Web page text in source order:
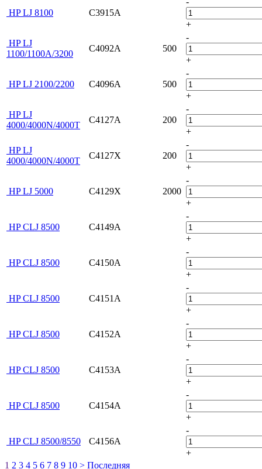
HP LJ 8100 C3915A
+
HP LJ
1100/1100A/3200
C4092A 500
-
+
HP LJ 2100/2200 C4096A 500
-
+
HP LJ
4000/4000N/4000T
C4127A 200
-
+
HP LJ
4000/4000N/4000T
C4127X 200
-
+
HP LJ 5000 C4129X 2000
-
+
HP СLJ 8500 C4149A
-
+
HP СLJ 8500 C4150A
-
+
HP СLJ 8500 C4151A
-
+
HP СLJ 8500 C4152A
-
+
HP СLJ 8500 C4153A
-
+
HP СLJ 8500 C4154A
-
+
HP CLJ 8500/8550 C4156A
-
+
1 2 3 4 5 6 7 8 9 10 > Последняя